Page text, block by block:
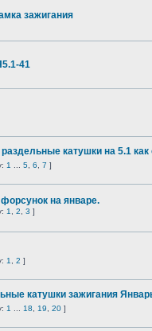
зажигания
41
катушки на 5.1 как
1 5 6 7 ]
на январе.
1 2 3 ]
1 2 ]
катушки зажигания
1 18 19 20 ]